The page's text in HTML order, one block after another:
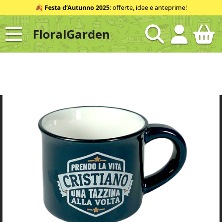
al
contenuto
ID
🍂 Festa d’Autunno 2025: offerte, idee e anteprime!
FloralGarden